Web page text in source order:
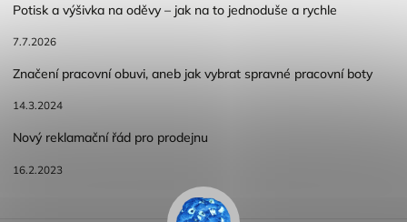
Potisk a výšivka na oděvy – jak na to jednoduše a rychle
7.7.2026
Značení pracovní obuvi, aneb jak vybrat spravné pracovní boty
14.3.2024
Nový reklamační řád pro prodejnu
16.2.2023